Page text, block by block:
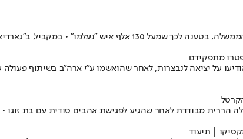
פורעים שניסו להיכנס לאצטדיון והתעמתו עם שוטרים
מתפקידם
על יציאה לנבצרות, לאחר שהואשמו ע"י ארה"ב בשיתוף
הררית מבודדת לאחר שהגיע לפגישת אהבים סודית עם בת